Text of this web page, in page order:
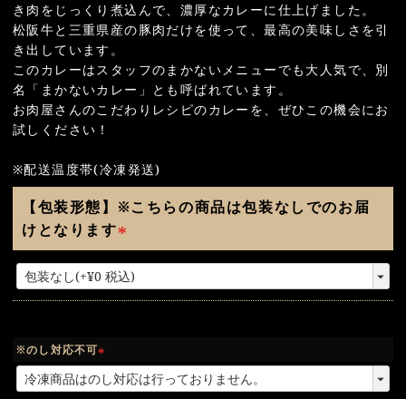
き肉をじっくり煮込んで、濃厚なカレーに仕上げました。
松阪牛と三重県産の豚肉だけを使って、最高の美味しさを引
き出しています。
このカレーはスタッフのまかないメニューでも大人気で、別
名「まかないカレー」とも呼ばれています。
お肉屋さんのこだわりレシピのカレーを、ぜひこの機会にお
試しください！
※配送温度帯(冷凍発送)
【包装形態】※こちらの商品は包装なしでのお届
けとなります
(
必
須
※のし対応不可
(
必